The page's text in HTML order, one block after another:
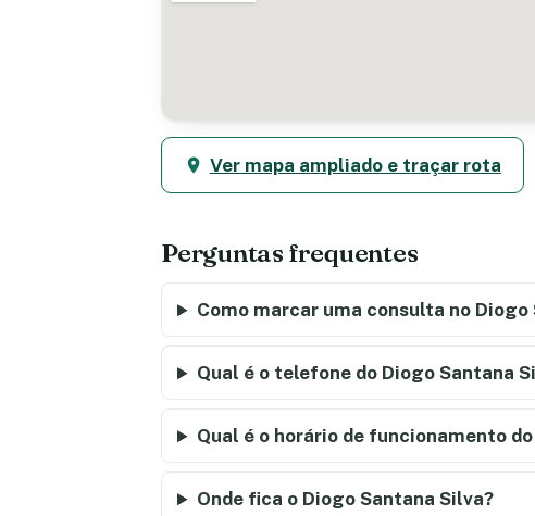
Ver mapa ampliado e traçar rota
Perguntas frequentes
Como marcar uma consulta no Diogo
Qual é o telefone do Diogo Santana
Qual é o horário de funcionamento
Onde fica o Diogo Santana Silva?